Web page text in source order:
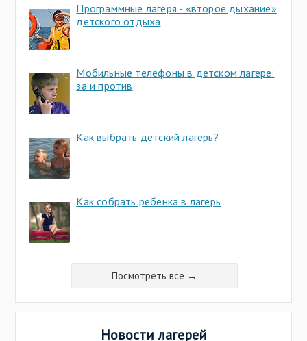
Программные лагеря - «второе дыхание»
детского отдыха
Мобильные телефоны в детском лагере:
за и против
Как выбрать детский лагерь?
Как собрать ребенка в лагерь
Посмотреть все →
Новости лагерей